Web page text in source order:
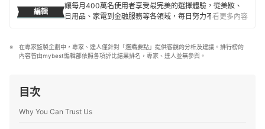
編輯
讓每月400萬名使用者享受最完美的選擇體驗，從美妝、
日用品、家電到金融服務等各領域，每日努力不懈地製作
看更多內容
在專家監製企劃中，專家、達人僅針對「選購要點」提供客觀的分析及建議。排行榜的
內容皆由mybest編輯部依照各項評比結果排名，專家、達人並無參與。
目次
Why You Can Trust Us